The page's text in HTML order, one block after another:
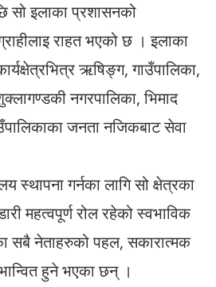
सो इलाका प्रशासनको
राहत भएको छ । इलाका
ऋषिङ्ग, गाउँपालिका,
नगरपालिका, भिमाद
जनता नजिकबाट सेवा
स्थापना गर्नका लागि सो क्षेत्रका
महत्वपूर्ण रोल रहेको स्वभाविक
सबै नेताहरुको पहल, सकारात्मक
हुने भएका छन् ।